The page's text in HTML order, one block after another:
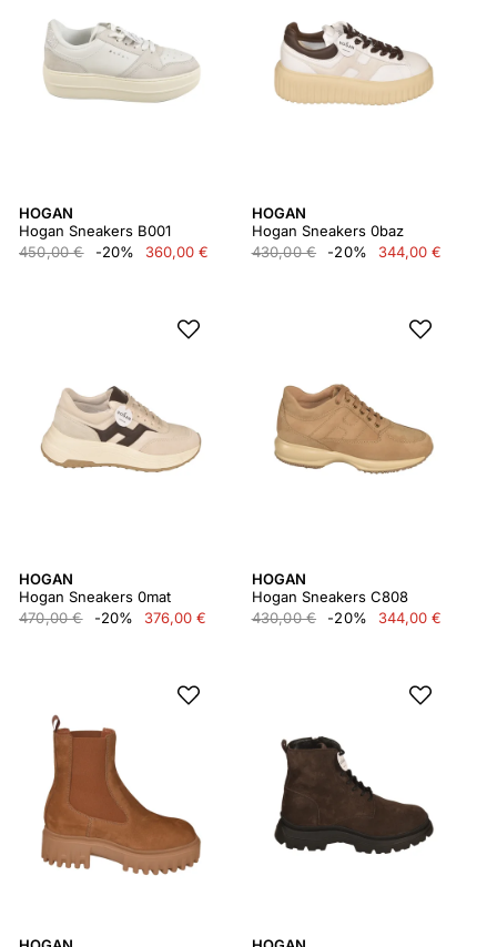
HOGAN
Hogan Sneakers B001
450,00 €
-20% 360,00 €
HOGAN
Hogan Sneakers 0baz
430,00 €
-20% 344,00 €
HOGAN
Hogan Sneakers 0mat
470,00 €
-20% 376,00 €
HOGAN
Hogan Sneakers C808
430,00 €
-20% 344,00 €